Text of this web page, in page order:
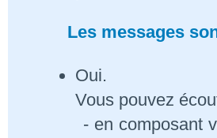
Les messages
Oui.
Vous pouvez
- en composant